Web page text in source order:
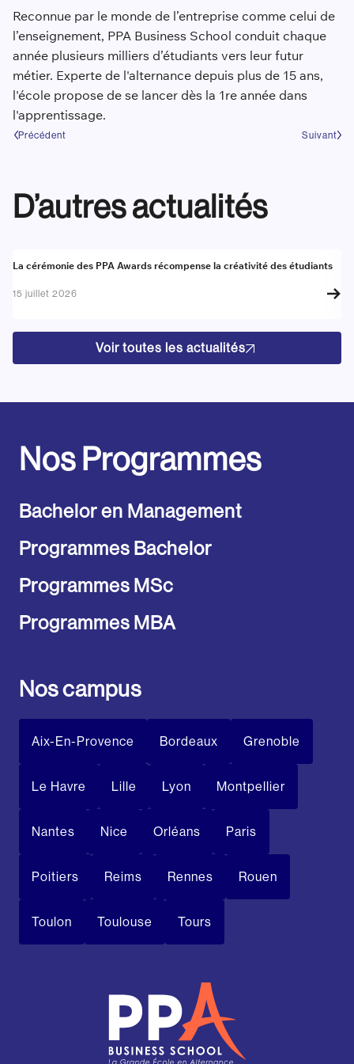
Reconnue par le monde de l’entreprise comme celui de
l’enseignement, PPA Business School conduit chaque
année plusieurs milliers d’étudiants vers leur futur
métier. Experte de l'alternance depuis plus de 15 ans,
l'école propose de se lancer dès la 1re année dans
l'apprentissage.
Précédent Suivant
D’autres actualités
Actualité
La cérémonie des PPA Awards récompense la créativité des étudiants
15 juillet 2026
Voir toutes les actualités
Nos Programmes
Bachelor en Management
Programmes Bachelor
Programmes MSc
Programmes MBA
Nos campus
Aix-En-Provence Bordeaux Grenoble
Le Havre Lille Lyon Montpellier
Nantes Nice Orléans Paris
Poitiers Reims Rennes Rouen
Toulon Toulouse Tours